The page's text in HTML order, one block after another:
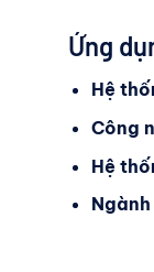
Ứng
Hệ
Công
Hệ